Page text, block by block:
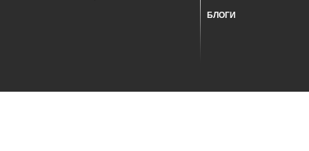
БЛОГИ